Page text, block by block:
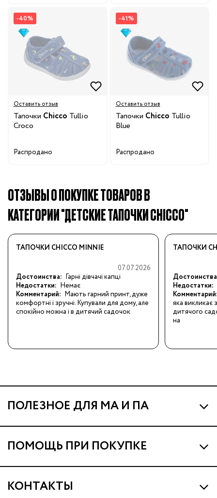
-40%
Оставить отзыв
Тапочки Chicco Tullio
Croco
Распродано
-41%
Оставить отзыв
Тапочки Chicco Tullio
Blue
Распродано
ОТЗЫВЫ О ПОКУПКЕ ТОВАРОВ В
КАТЕГОРИИ "ДЕТСКИЕ ТАПОЧКИ CHICCO"
ТАПОЧКИ CHICCO MINNIE
07.07.2026
Достоинства: Гарні дівчачі капці
Недостатки: Немає
Комментарий: Мають гарний принт, дуже
комфортні і зручні. Купували для дому, але
спокійно можна і в дитячий садочок
ТАПОЧКИ
Недостатки:
яка викликає
дитячого
на
ПОЛЕЗНОЕ ДЛЯ МА И ПА
Про МА и Маминых Ассистентов
Программа Ма Кешбэк
Ма Клуб
Подарочные сертификаты
ПОМОЩЬ ПРИ ПОКУПКЕ
Наши магазины
Доставка и оплата
КОНТАКТЫ